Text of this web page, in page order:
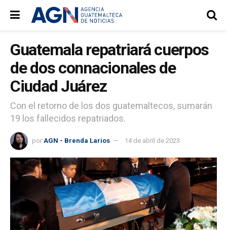
Guatemala repatriará cuerpos
de dos connacionales de
Ciudad Juárez
Con el retorno de los dos guatemaltecos, sumarán
19 los fallecidos repatriados.
por AGN - Brenda Larios 14 de abril de 2023